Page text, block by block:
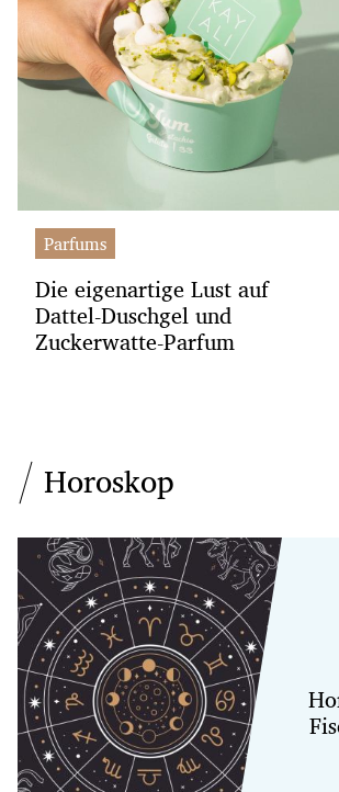
Parfums
Die eigenartige Lust auf
Dattel-Duschgel und
Zuckerwatte-Parfum
Horoskop